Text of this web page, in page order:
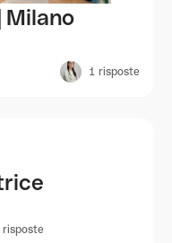
Milano
1 risposte
risposte